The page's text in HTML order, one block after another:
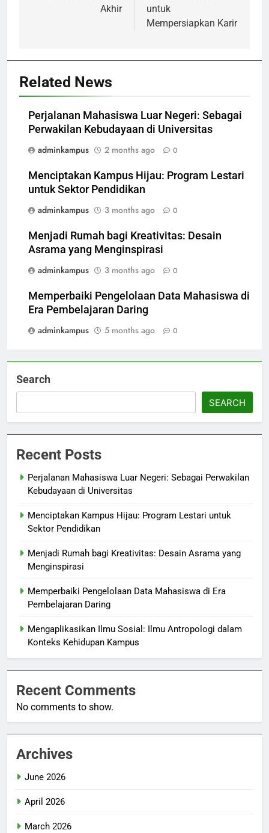
Akhir
untuk
Mempersiapkan Karir
Related News
Perjalanan Mahasiswa Luar Negeri: Sebagai
Perwakilan Kebudayaan di Universitas
adminkampus
2 months ago 0
Menciptakan Kampus Hijau: Program Lestari
untuk Sektor Pendidikan
adminkampus
3 months ago 0
Menjadi Rumah bagi Kreativitas: Desain
Asrama yang Menginspirasi
adminkampus
3 months ago 0
Memperbaiki Pengelolaan Data Mahasiswa di
Era Pembelajaran Daring
adminkampus
5 months ago 0
Search
SEARCH
Recent Posts
Perjalanan Mahasiswa Luar Negeri: Sebagai Perwakilan
Kebudayaan di Universitas
Menciptakan Kampus Hijau: Program Lestari untuk
Sektor Pendidikan
Menjadi Rumah bagi Kreativitas: Desain Asrama yang
Menginspirasi
Memperbaiki Pengelolaan Data Mahasiswa di Era
Pembelajaran Daring
Mengaplikasikan Ilmu Sosial: Ilmu Antropologi dalam
Konteks Kehidupan Kampus
Recent Comments
No comments to show.
Archives
June 2026
April 2026
March 2026